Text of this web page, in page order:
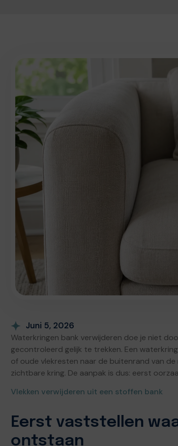
Juni 5, 2026
Waterkringen bank verwijderen doe je niet
gecontroleerd gelijk te trekken. Een
of oude vlekresten naar de buitenrand van
zichtbare kring. De aanpak is dus: eerst
Vlekken verwijderen uit een stoffen bank
Eerst vaststellen
ontstaan